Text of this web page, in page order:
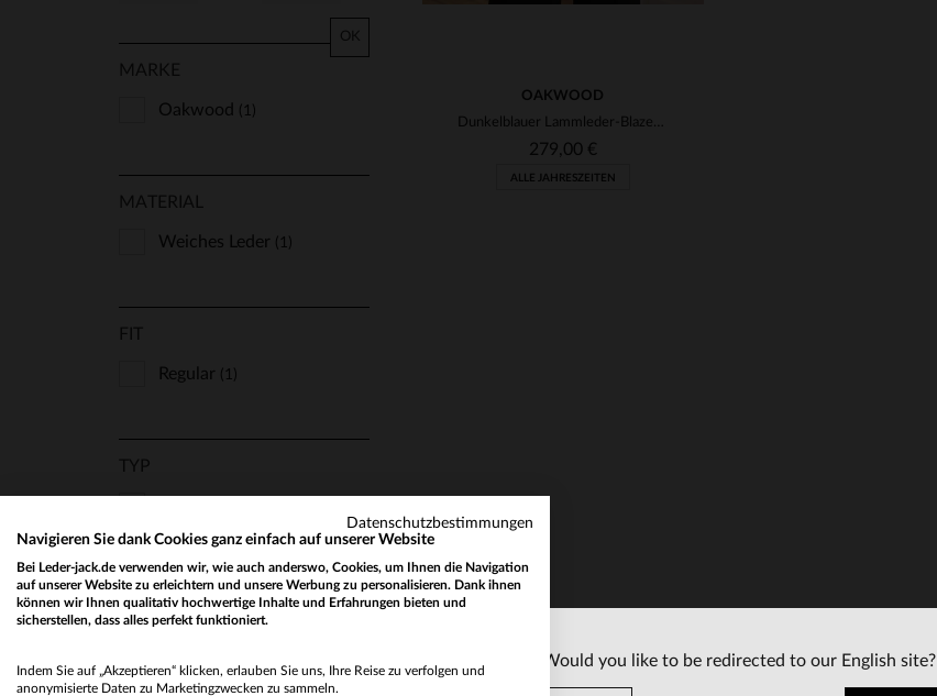
OK
MARKE
Oakwood (1)
MATERIAL
Weiches Leder (1)
FIT
Regular (1)
TYP
STYLE
Farbig(1)
OAKWOOD
Dunkelblauer Lammleder-Blazer von Oakwood - schlicht und elegant.
279,00 €
ALLE JAHRESZEITEN
Would you like to be redirected to our English site?
Datenschutzbestimmungen
Navigieren Sie dank Cookies ganz einfach auf unserer Website
Bei Leder-jack.de verwenden wir, wie auch anderswo, Cookies, um Ihnen die Navigation
auf unserer Website zu erleichtern und unsere Werbung zu personalisieren. Dank ihnen
können wir Ihnen qualitativ hochwertige Inhalte und Erfahrungen bieten und
sicherstellen, dass alles perfekt funktioniert.
Indem Sie auf „Akzeptieren“ klicken, erlauben Sie uns, Ihre Reise zu verfolgen und
anonymisierte Daten zu Marketingzwecken zu sammeln.